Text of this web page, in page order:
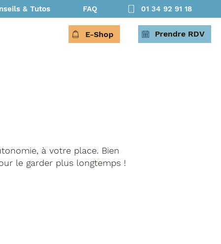
& Tutos FAQ 01 34 92 91 18
E-Shop Prendre RDV
à votre place. Bien
le garder plus longtemps !